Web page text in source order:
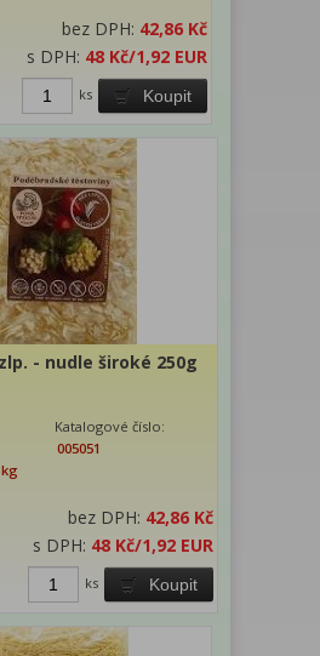
bez DPH: 42,86 Kč
s DPH: 48 Kč/1,92 EUR
Koupit
ks
- nudle široké 250g
Katalogové číslo:
005051
bez DPH: 42,86 Kč
s DPH: 48 Kč/1,92 EUR
Koupit
ks